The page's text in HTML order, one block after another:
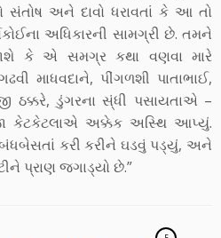
અને દાવો ધરાવતાં કે આ તો
અધિકારની સામગ્રી છે. તમને
કે એ સમગ્ર કથા વણવા મારે
માધવદાને, પીંગળશી પાતાભાઈ,
ઠક્કરે, ડુંગરના સ્ંધી પસાયતાએ –
કેટકેટલાએ અક્કેક અસ્થિ આપ્યું.
કરી કરીને ઘડવું પડ્યું, અને
પ્રાણ જગાડ્યો છે.”